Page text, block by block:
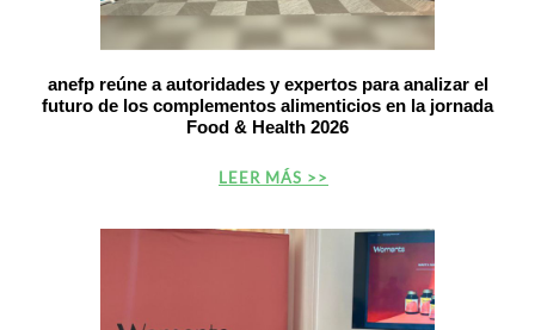
anefp reúne a autoridades y expertos para analizar el
futuro de los complementos alimenticios en la jornada
Food & Health 2026
LEER MÁS >>